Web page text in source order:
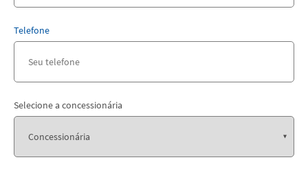
Telefone
Selecione a concessionária